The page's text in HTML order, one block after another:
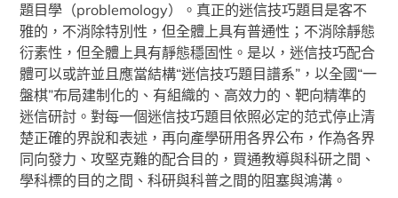
題目學（problemology）。真正的迷信技巧題目是客不
雅的，不消除特別性，但全體上具有普通性；不消除靜態
衍素性，但全體上具有靜態穩固性。是以，迷信技巧配合
體可以或許並且應當結構“迷信技巧題目譜系”，以全國“一
盤棋”布局建制化的、有組織的、高效力的、靶向精準的
迷信研討。對每一個迷信技巧題目依照必定的范式停止清
楚正確的界說和表述，再向產學研用各界公布，作為各界
同向發力、攻堅克難的配合目的，買通教導與科研之間、
學科標的目的之間、科研與科普之間的阻塞與鴻溝。